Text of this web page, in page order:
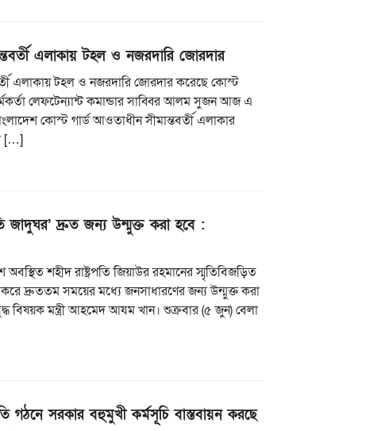
এলাকায় টহল ও নজরদারি জোরদার
এলাকায় টহল ও নজরদারি জোরদার করেছে কোস্ট
লেফটেন্যান্ট কমান্ডার সাব্বির আলম সুজন আজ এ
কোস্ট গার্ড আওতাধীন সীমান্তবর্তী এলাকার
[…]
জাদুঘর’ দ্রুত জন্য উন্মুক্ত করা হবে :
অবস্থিত শহীদ রাষ্ট্রপতি জিয়াউর রহমানের স্মৃতিবিজড়িত
করে দ্রুততম সময়ের মধ্যে জনসাধারণের জন্য উন্মুক্ত করা
বিষয়ক মন্ত্রী আহমেদ আযম খান। শুক্রবার (৫ জুন) বেলা
গঠনে সরকার বহুমুখী কর্মসূচি বাস্তবায়ন করছে